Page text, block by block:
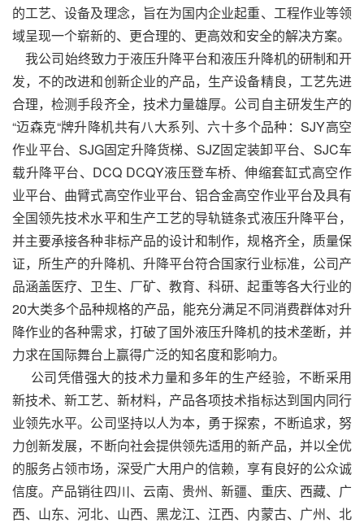
的工艺、设备及理念，旨在为国内企业起重、工程作业等领
域呈现一个崭新的、更合理的、更高效和安全的解决方案。
我公司始终致力于液压升降平台和液压升降机的研制和开
发，不的改进和创新企业的产品，生产设备精良，工艺先进
合理，检测手段齐全，技术力量雄厚。公司自主研发生产的
“迈森克“牌升降机共有八大系列、六十多个品种：SJY高空
作业平台、SJG固定升降货梯、SJZ固定装卸平台、SJC车
载升降平台、DCQ DCQY液压登车桥、伸缩套缸式高空作
业平台、曲臂式高空作业平台、铝合金高空作业平台及具有
全国领先技术水平和生产工艺的导轨链条式液压升降平台，
并主要承接各种非标产品的设计和制作，规格齐全，质量保
证，所生产的升降机、升降平台符合国家行业标准，公司产
品涵盖医疗、卫生、厂矿、教育、科研、起重等各大行业的
20大类多个品种规格的产品，能充分满足不同消费群体对升
降作业的各种需求，打破了国外液压升降机的技术垄断，并
力求在国际舞台上赢得广泛的知名度和影响力。
公司凭借强大的技术力量和多年的生产经验，不断采用
新技术、新工艺、新材料，产品各项技术指标达到国内同行
业领先水平。公司坚持以人为本，勇于探索，不断追求，努
力创新发展，不断向社会提供领先适用的新产品，并以全优
的服务占领市场，深受广大用户的信赖，享有良好的公众诚
信度。产品销往四川、云南、贵州、新疆、重庆、西藏、广
西、山东、河北、山西、黑龙江、江西、内蒙古、广州、北